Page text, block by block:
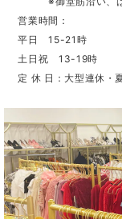
営業時間：
平日 15-21時
土日祝 13-19時
定 休 日：大型連休・